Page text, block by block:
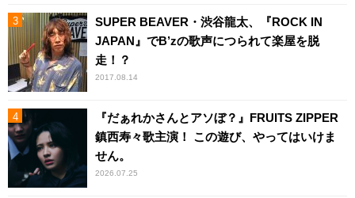
SUPER BEAVER・渋谷龍太、『ROCK IN
JAPAN』でB’zの歌声につられて楽屋を脱
走！？
2017.08.14
『だぁれかさんとアソぼ？』FRUITS ZIPPER
鎮西寿々歌主演！ この遊び、やってはいけま
せん。
2026.07.25